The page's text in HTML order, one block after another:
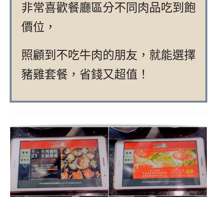
非常喜歡餐廳區分不同肉品吃到飽
價位，
照顧到不吃牛肉的朋友，就能選擇
豬雞套餐，省錢又超值！